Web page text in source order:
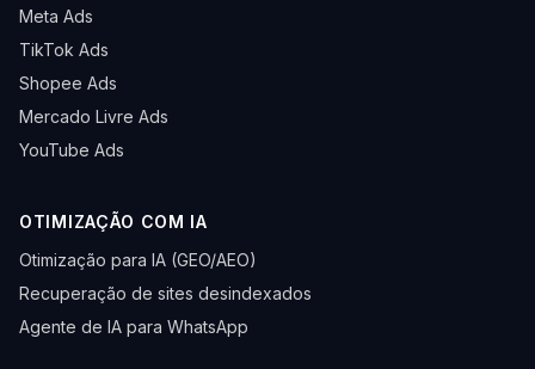
Meta Ads
TikTok Ads
Shopee Ads
Mercado Livre Ads
YouTube Ads
OTIMIZAÇÃO COM IA
Otimização para IA (GEO/AEO)
Recuperação de sites desindexados
Agente de IA para WhatsApp